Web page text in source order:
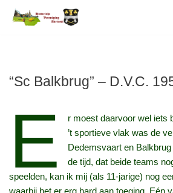
inhoud
“Sc Balkbrug” – D.V.C.
E
r moest daarvoor wel iets
’t sportieve vlak was de
Dedemsvaart en
de tijd, dat beide teams
speelden, kan ik mij (als 11-jarige) nog